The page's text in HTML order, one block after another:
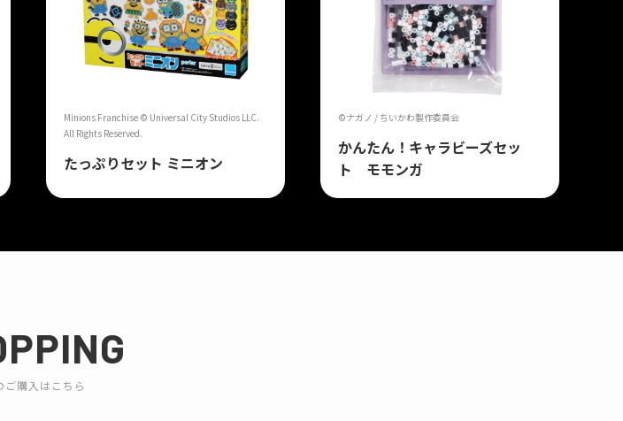
Minions Franchise © Universal City Studios LLC.
All Rights Reserved.
たっぷりセット ミニオン
©ナガノ / ちいかわ製作委員会
かんたん！キャラビーズセッ
ト モモンガ
ご購入はこちら